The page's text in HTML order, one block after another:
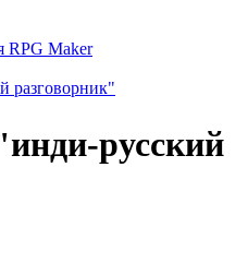
RPG Maker
разговорник"
русский